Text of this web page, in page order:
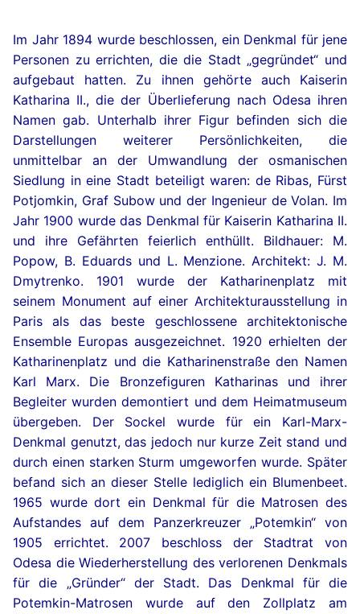
Im Jahr 1894 wurde beschlossen, ein Denkmal für jene
Personen zu errichten, die die Stadt „gegründet“ und
aufgebaut hatten. Zu ihnen gehörte auch Kaiserin
Katharina II., die der Überlieferung nach Odesa ihren
Namen gab. Unterhalb ihrer Figur befinden sich die
Darstellungen weiterer Persönlichkeiten, die
unmittelbar an der Umwandlung der osmanischen
Siedlung in eine Stadt beteiligt waren: de Ribas, Fürst
Potjomkin, Graf Subow und der Ingenieur de Volan. Im
Jahr 1900 wurde das Denkmal für Kaiserin Katharina II.
und ihre Gefährten feierlich enthüllt. Bildhauer: M.
Popow, B. Eduards und L. Menzione. Architekt: J. M.
Dmytrenko. 1901 wurde der Katharinenplatz mit
seinem Monument auf einer Architekturausstellung in
Paris als das beste geschlossene architektonische
Ensemble Europas ausgezeichnet. 1920 erhielten der
Katharinenplatz und die Katharinenstraße den Namen
Karl Marx. Die Bronzefiguren Katharinas und ihrer
Begleiter wurden demontiert und dem Heimatmuseum
übergeben. Der Sockel wurde für ein Karl-Marx-
Denkmal genutzt, das jedoch nur kurze Zeit stand und
durch einen starken Sturm umgeworfen wurde. Später
befand sich an dieser Stelle lediglich ein Blumenbeet.
1965 wurde dort ein Denkmal für die Matrosen des
Aufstandes auf dem Panzerkreuzer „Potemkin“ von
1905 errichtet. 2007 beschloss der Stadtrat von
Odesa die Wiederherstellung des verlorenen Denkmals
für die „Gründer“ der Stadt. Das Denkmal für die
Potemkin-Matrosen wurde auf den Zollplatz am